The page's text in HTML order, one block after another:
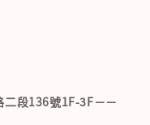
二段136號1F-3F－－